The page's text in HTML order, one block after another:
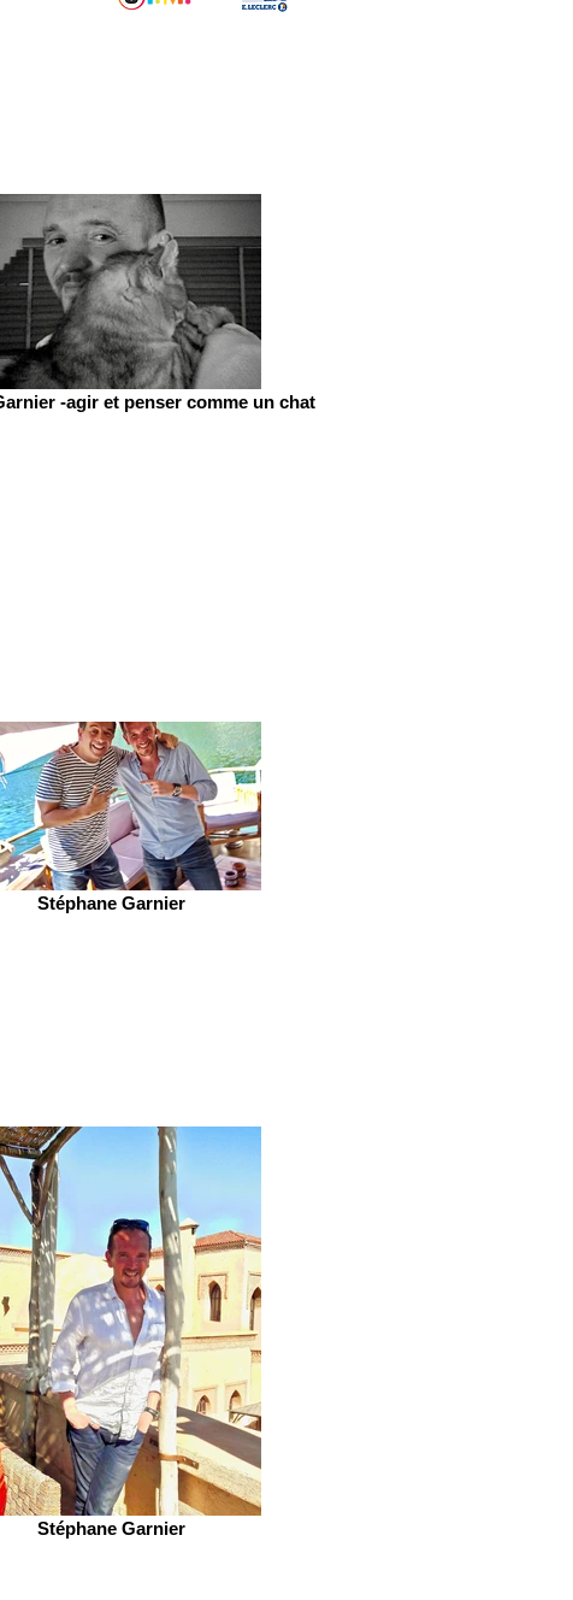
-agir et penser comme un chat
Stéphane Garnier
Stéphane Garnier